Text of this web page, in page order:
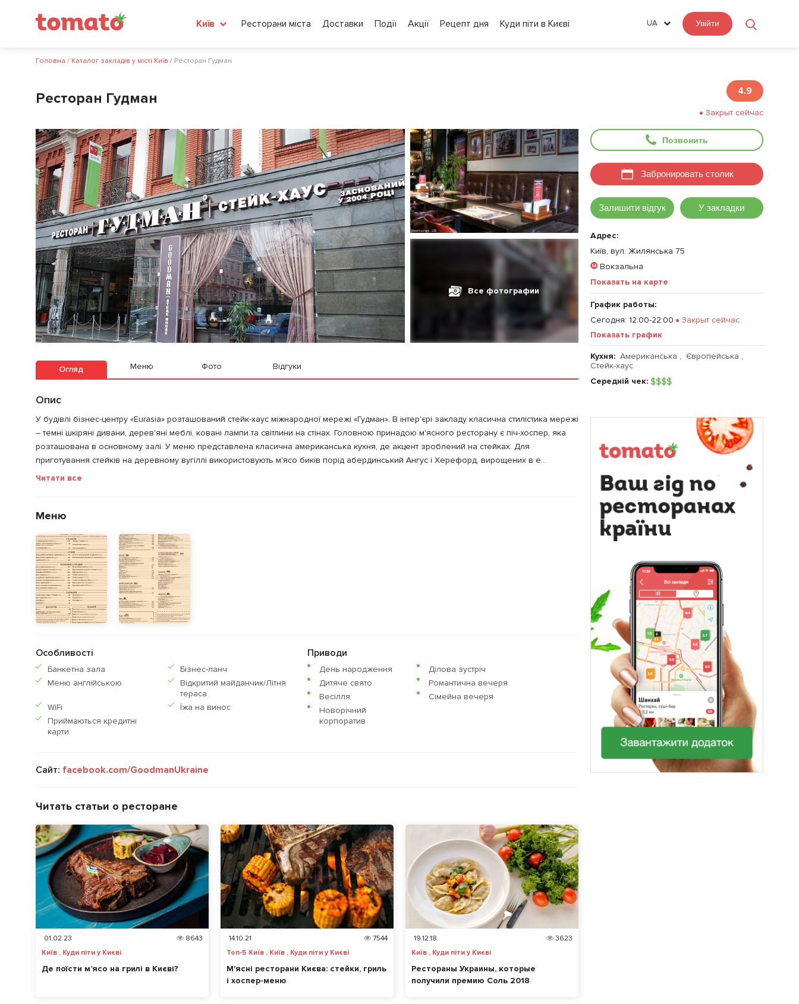
Київ Ресторани міста Доставки Події Акції Рецепт дня Куди піти в Києві UA Увійти
Головна / Каталог закладів у місті Київ / Ресторан Гудман
Ресторан Гудман 4.9
Закрыт сейчас
Позвонить
Забронировать столик
Залишити відгук У закладки
Адрес:
Київ, вул. Жилянська 75
Вокзальна
Показать на карте
График работы:
Сегодня: 12:00-22:00
Закрыт сейчас
Показать график
Кухня: Американська , Європейська ,
Стейк-хаус
Середній чек: $$$$
Все фотографии
Огляд Меню Фото Відгуки
Опис
У будівлі бізнес-центру «Eurasia» розташований стейк-хаус міжнародної мережі «Гудман». В інтер'єрі закладу класична стилістика мережі
– темні шкіряні дивани, дерев'яні меблі, ковані лампи та світлини на стінах. Головною принадою м'ясного ресторану є піч-хоспер, яка
розташована в основному залі. У меню представлена класична американська кухня, де акцент зроблений на стейках. Для
приготування стейків на деревному вугіллі використовують м'ясо биків порід абердинський Ангус і Херефорд, вирощених в е...
Читати все
Меню
Особливості
Банкетна зала
Бiзнес-ланч
Меню англiйською
Відкритий майданчик/Літня
тераса
WiFi
Їжа на винос
Приймаються кредитнi
карти
Приводи
День народження
Ділова зустріч
Дитяче свято
Романтична вечеря
Весілля
Сімейна вечеря
Новорічний
корпоратив
Сайт: facebook.com/GoodmanUkraine
Читать статьи о ресторане
01.02.23
8643
Київ , Куди піти у Києві
Де поїсти м’ясо на грилі в Києві?
14.10.21
7544
Топ-5 Київ , Київ , Куди піти у Києві
М'ясні ресторани Києва: стейки, гриль
і хоспер-меню
19.12.18
3623
Київ , Куди піти у Києві
Рестораны Украины, которые
получили премию Соль 2018